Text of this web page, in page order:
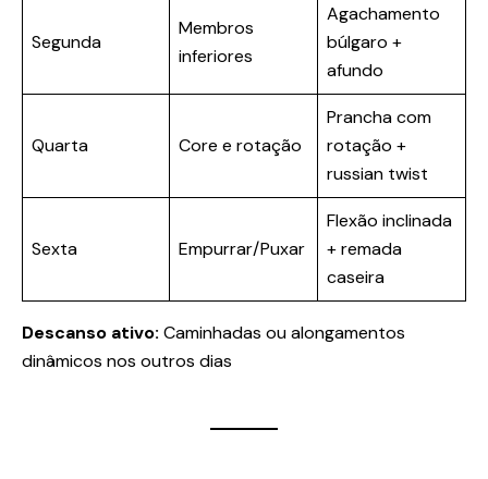
Segunda
Membros
inferiores
Agachamento
búlgaro +
afundo
Quarta Core e rotação
Prancha com
rotação +
russian twist
Sexta Empurrar/Puxar
Flexão inclinada
+ remada
caseira
Descanso ativo: Caminhadas ou alongamentos
dinâmicos nos outros dias